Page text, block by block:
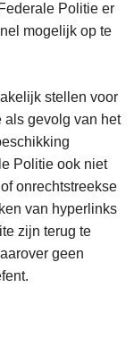
Politie er
mogelijk op te
stellen voor
als gevolg van het
Politie ook niet
onrechtstreekse
van hyperlinks
zijn terug te
geen